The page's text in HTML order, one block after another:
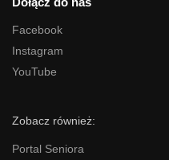
Facebook
Instagram
YouTube
Zobacz również:
Portal Seniora